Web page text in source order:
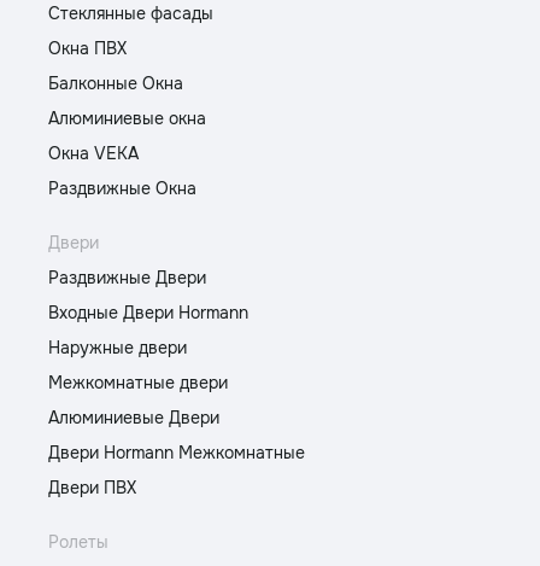
Стеклянные фасады
Окна ПВХ
Балконные Окна
Алюминиевые окна
Окна VEKA
Раздвижные Окна
Двери
Раздвижные Двери
Входные Двери Hormann
Наружные двери
Межкомнатные двери
Алюминиевые Двери
Двери Hormann Межкомнатные
Двери ПВХ
Ролеты